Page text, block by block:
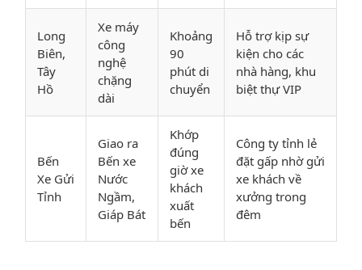
Long
Biên,
Tây
Hồ
Xe máy
công
nghệ
chặng
dài
Khoảng
90
phút di
chuyển
Hỗ trợ kịp sự
kiện cho các
nhà hàng, khu
biệt thự VIP
Bến
Xe Gửi
Tỉnh
Giao ra
Bến xe
Nước
Ngầm,
Giáp Bát
Khớp
đúng
giờ xe
khách
xuất
bến
Công ty tỉnh lẻ
đặt gấp nhờ gửi
xe khách về
xưởng trong
đêm